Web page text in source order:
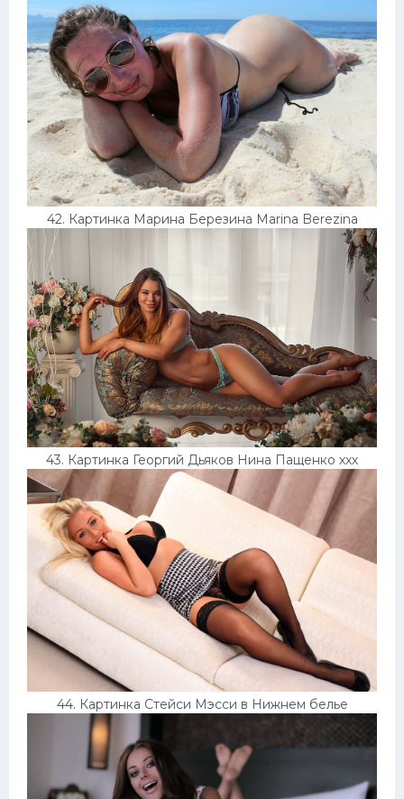
42. Картинка Марина Березина Marina Berezina
43. Картинка Георгий Дьяков Нина Пащенко ххх
44. Картинка Стейси Мэсси в Нижнем белье